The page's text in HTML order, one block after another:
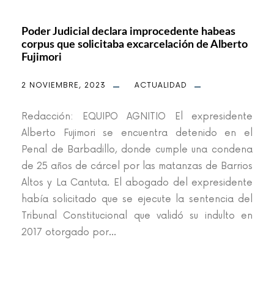
Poder Judicial declara improcedente habeas
corpus que solicitaba excarcelación de Alberto
Fujimori
2 NOVIEMBRE, 2023 ACTUALIDAD
Redacción: EQUIPO AGNITIO El expresidente
Alberto Fujimori se encuentra detenido en el
Penal de Barbadillo, donde cumple una condena
de 25 años de cárcel por las matanzas de Barrios
Altos y La Cantuta. El abogado del expresidente
había solicitado que se ejecute la sentencia del
Tribunal Constitucional que validó su indulto en
2017 otorgado por...